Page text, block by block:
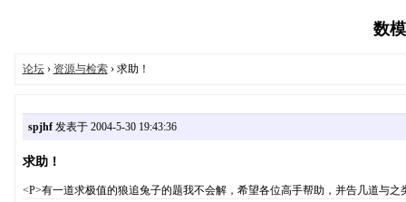
数
论坛› 资源与检索› 求助！
spjhf发表于 2004-5-30 19:43:36
求助！
<P>有一道求极值的狼追兔子的题我不会解，希望各位高手帮助，并告几道与